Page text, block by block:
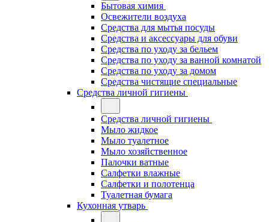
Бытовая химия
Освежители воздуха
Средства для мытья посуды
Средства и аксессуары для обуви
Средства по уходу за бельем
Средства по уходу за ванной комнатой
Средства по уходу за домом
Средства чистящие специальные
Средства личной гигиены
Средства личной гигиены
Мыло жидкое
Мыло туалетное
Мыло хозяйственное
Палочки ватные
Салфетки влажные
Салфетки и полотенца
Туалетная бумага
Кухонная утварь